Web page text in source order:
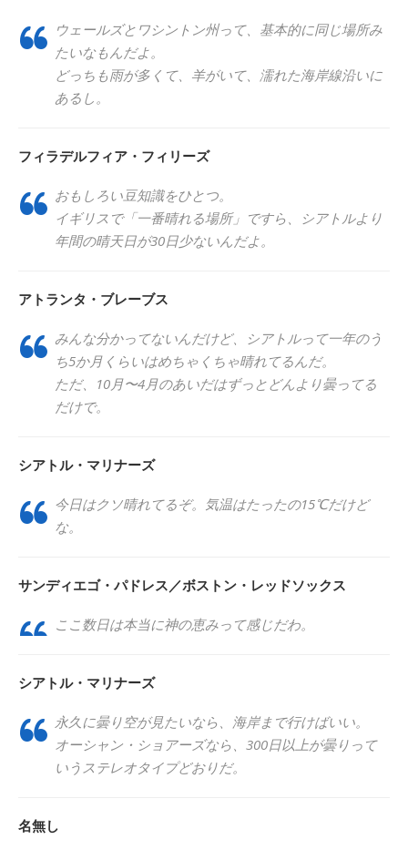
ウェールズとワシントン州って、基本的に同じ場所み
たいなもんだよ。
どっちも雨が多くて、羊がいて、濡れた海岸線沿いに
あるし。
フィラデルフィア・フィリーズ
おもしろい豆知識をひとつ。
イギリスで「一番晴れる場所」ですら、シアトルより
年間の晴天日が30日少ないんだよ。
アトランタ・ブレーブス
みんな分かってないんだけど、シアトルって一年のう
ち5か月くらいはめちゃくちゃ晴れてるんだ。
ただ、10月〜4月のあいだはずっとどんより曇ってる
だけで。
シアトル・マリナーズ
今日はクソ晴れてるぞ。気温はたったの15℃だけど
な。
サンディエゴ・パドレス／ボストン・レッドソックス
ここ数日は本当に神の恵みって感じだわ。
シアトル・マリナーズ
永久に曇り空が見たいなら、海岸まで行けばいい。
オーシャン・ショアーズなら、300日以上が曇りって
いうステレオタイプどおりだ。
名無し